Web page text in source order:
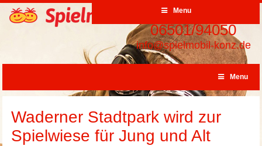
Menu
06501/94050
info@spielmobil-konz.de
Menu
Waderner Stadtpark wird zur
Spielwiese für Jung und Alt